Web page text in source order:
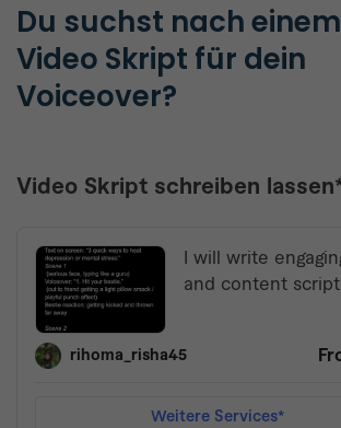
Du suchst nach einem
Video Skript für dein
Voiceover?